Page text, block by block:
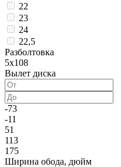
22
23
24
22,5
Разболтовка
5x108
Вылет диска
-73
-11
51
113
175
Ширина обода, дюйм